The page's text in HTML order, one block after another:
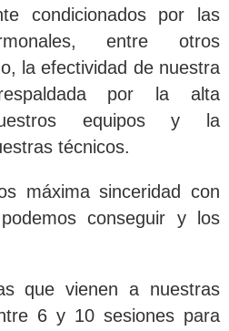
condicionados por las
entre otros
la efectividad de nuestra
por la alta
equipos y la
técnicos.
máxima sinceridad con
conseguir y los
que vienen a nuestras
6 y 10 sesiones para